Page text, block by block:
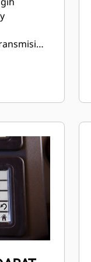
alat
torsi
lebih
bakar
dan
bahan